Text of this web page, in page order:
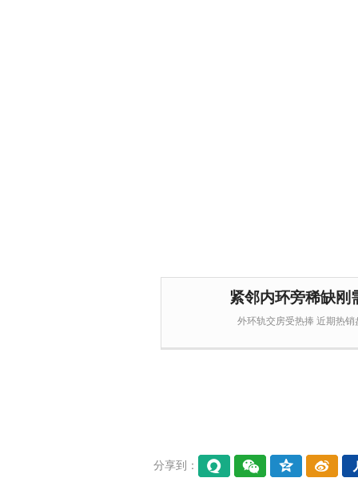
紧邻内环旁稀缺刚
外环轨交房受热捧 近期热销
分享到：